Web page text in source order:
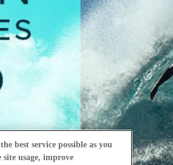
best service possible as you
usage, improve